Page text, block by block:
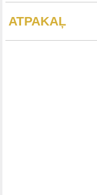
ATPAKAĻ